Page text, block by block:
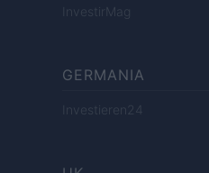
InvestirMag
GERMANIA
Investieren24